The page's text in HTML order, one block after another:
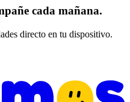
cada mañana.
directo en tu dispositivo.